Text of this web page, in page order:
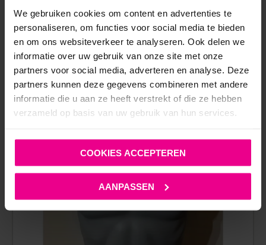
We gebruiken cookies om content en advertenties te
personaliseren, om functies voor social media te bieden
en om ons websiteverkeer te analyseren. Ook delen we
informatie over uw gebruik van onze site met onze
partners voor social media, adverteren en analyse. Deze
partners kunnen deze gegevens combineren met andere
informatie die u aan ze heeft verstrekt of die ze hebben
verzameld op basis van uw gebruik van hun services.
COOKIES ACCEPTEREN
AANPASSEN
ANDERE MENSEN BEKEKEN OOK:
SALE!